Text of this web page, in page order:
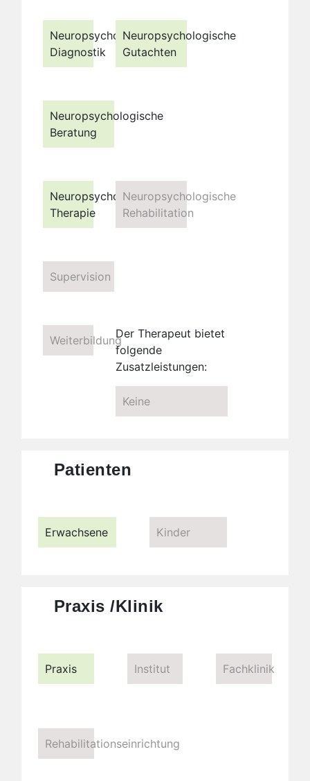
Neuropsychologische
Diagnostik
Neuropsychologische
Gutachten
Neuropsychologische
Beratung
Neuropsychologische
Therapie
Neuropsychologische
Rehabilitation
Supervision
WeiterbildungDer Therapeut bietet
folgende
Zusatzleistungen:
Keine
Patienten
Erwachsene Kinder
Praxis /Klinik
Praxis Institut Fachklinik
Rehabilitationseinrichtung